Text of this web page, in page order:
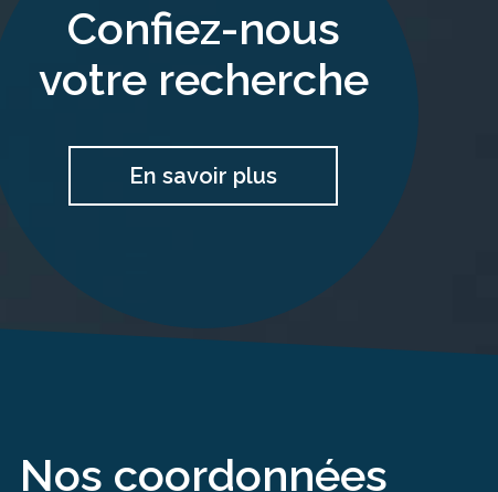
confiez-nous
votre recherche
En savoir plus
nos coordonnées